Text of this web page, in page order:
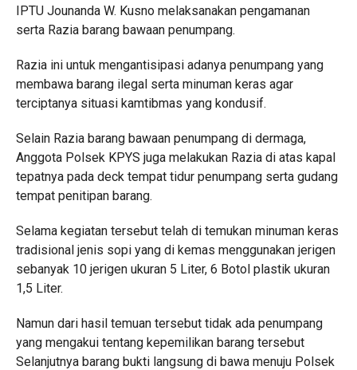
IPTU Jounanda W. Kusno melaksanakan pengamanan
serta Razia barang bawaan penumpang.
Razia ini untuk mengantisipasi adanya penumpang yang
membawa barang ilegal serta minuman keras agar
terciptanya situasi kamtibmas yang kondusif.
Selain Razia barang bawaan penumpang di dermaga,
Anggota Polsek KPYS juga melakukan Razia di atas kapal
tepatnya pada deck tempat tidur penumpang serta gudang
tempat penitipan barang.
Selama kegiatan tersebut telah di temukan minuman keras
tradisional jenis sopi yang di kemas menggunakan jerigen
sebanyak 10 jerigen ukuran 5 Liter, 6 Botol plastik ukuran
1,5 Liter.
Namun dari hasil temuan tersebut tidak ada penumpang
yang mengakui tentang kepemilikan barang tersebut
Selanjutnya barang bukti langsung di bawa menuju Polsek